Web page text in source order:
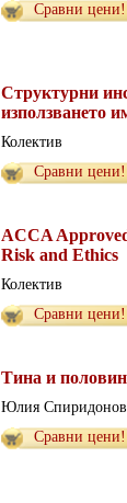
Сравни цени!
Структурни
използването
Колектив
Сравни цени!
ACCA
Risk and Ethics
Колектив
Сравни цени!
Тина и
Юлия
Сравни цени!